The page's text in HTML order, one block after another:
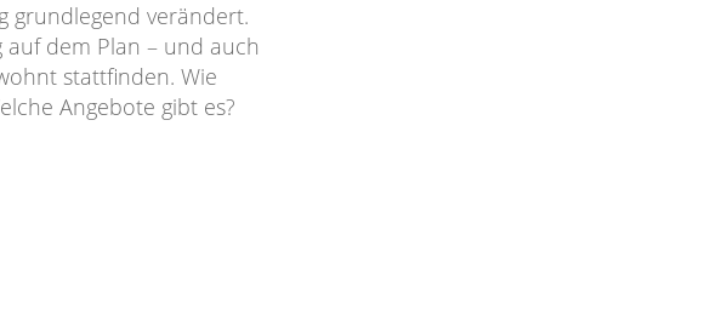
grundlegend verändert.
dem Plan – und auch
stattfinden. Wie
Angebote gibt es?